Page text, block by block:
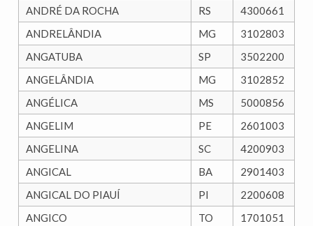
ANDRÉ DA ROCHA
RS
4300661
ANDRELÂNDIA
MG
3102803
ANGATUBA
SP
3502200
ANGELÂNDIA
MG
3102852
ANGÉLICA
MS
5000856
ANGELIM
PE
2601003
ANGELINA
SC
4200903
ANGICAL
BA
2901403
ANGICAL DO PIAUÍ
PI
2200608
ANGICO
TO
1701051